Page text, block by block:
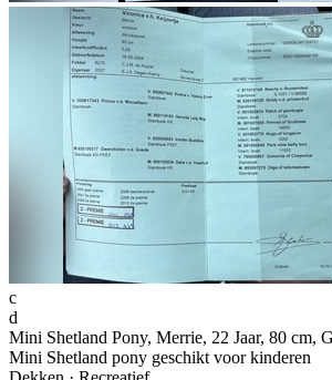
c
d
Mini Shetland Pony, Merrie, 22 Jaar, 80 cm,
Mini Shetland pony geschikt voor kinderen